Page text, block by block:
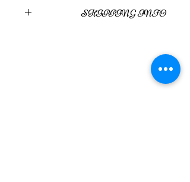
SHIPPING INFO